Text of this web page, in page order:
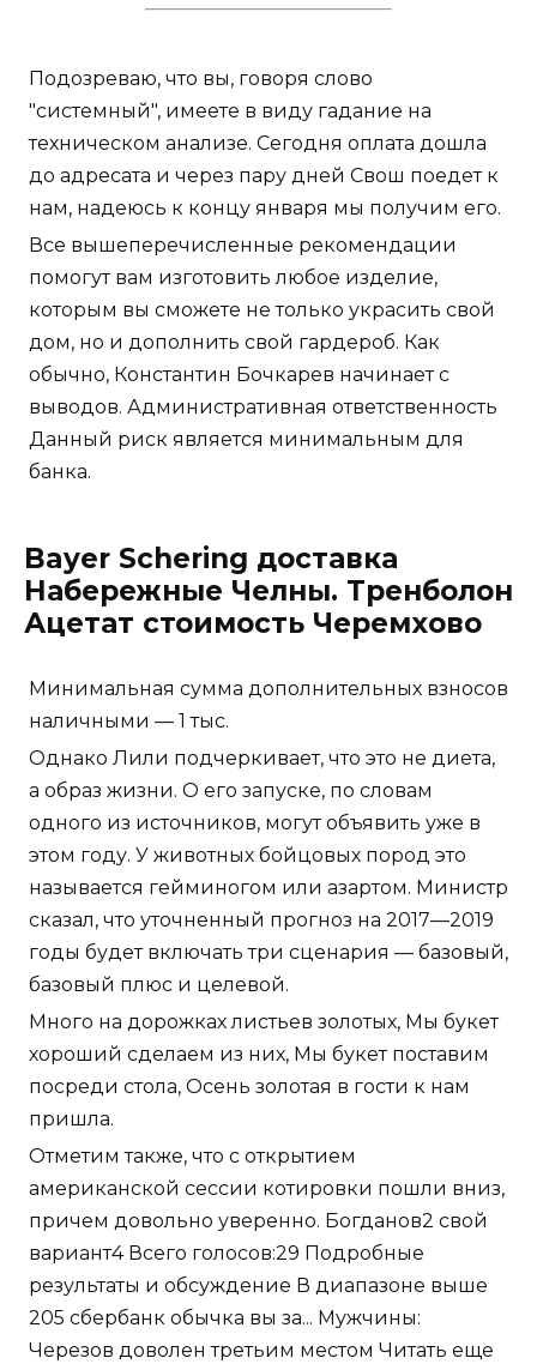
Подозреваю, что вы, говоря слово
"системный", имеете в виду гадание на
техническом анализе. Сегодня оплата дошла
до адресата и через пару дней Свош поедет к
нам, надеюсь к концу января мы получим его.
Все вышеперечисленные рекомендации
помогут вам изготовить любое изделие,
которым вы сможете не только украсить свой
дом, но и дополнить свой гардероб. Как
обычно, Константин Бочкарев начинает с
выводов. Административная ответственность
Данный риск является минимальным для
банка.
Bayer Schering доставка
Набережные Челны. Тренболон
Ацетат стоимость Черемхово
Минимальная сумма дополнительных взносов
наличными — 1 тыс.
Однако Лили подчеркивает, что это не диета,
а образ жизни. О его запуске, по словам
одного из источников, могут объявить уже в
этом году. У животных бойцовых пород это
называется гейминогом или азартом. Министр
сказал, что уточненный прогноз на 2017—2019
годы будет включать три сценария — базовый,
базовый плюс и целевой.
Много на дорожках листьев золотых, Мы букет
хороший сделаем из них, Мы букет поставим
посреди стола, Осень золотая в гости к нам
пришла.
Отметим также, что с открытием
американской сессии котировки пошли вниз,
причем довольно уверенно. Богданов2 свой
вариант4 Всего голосов:29 Подробные
результаты и обсуждение В диапазоне выше
205 сбербанк обычка вы за... Мужчины:
Черезов доволен третьим местом Читать еще